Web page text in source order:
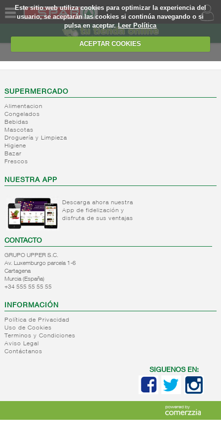
Este sitio web utiliza cookies para optimizar la experiencia del
usuario, se aceptarán las cookies si continúa navegando o si
pulsa en aceptar.Leer Política
ACEPTAR COOKIES
SOMOS
WEB
EJEMPLO
SUPERMERCADO
Alimentacion
Congelados
Bebidas
Mascotas
Droguería y Limpieza
Higiene
Bazar
Frescos
NUESTRA APP
Descarga ahora nuestra
App de fidelización y
disfruta de sus ventajas
CONTACTO
GRUPO UPPER S.C.
Av. Luxemburgo parcela 1-6
Cartagena
Murcia (España)
+34 555 55 55 55
INFORMACIÓN
Política de Privacidad
Uso de Cookies
Terminos y Condiciones
Aviso Legal
Contáctanos
SIGUENOS EN: